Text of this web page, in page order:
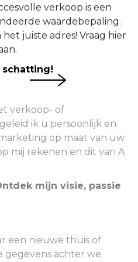
verkoop is een
waardebepaling.
juiste adres! Vraag hier
schatting!
verkoop- of
ik u persoonlijk en
op maat van uw
mij rekenen en dit van A
mijn visie, passie
een nieuwe thuis of
gegevens achter we